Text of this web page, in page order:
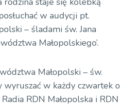
w audycji pt.
– śladami św. Jana
Małopolskiego’.
Małopolski – św.
wyruszać w każdy czwartek o
RDN Małopolska i RDN